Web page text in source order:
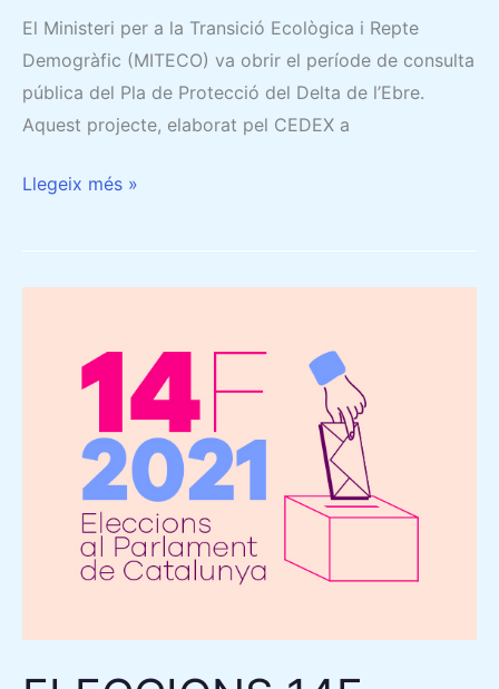
El Ministeri per a la Transició Ecològica i Repte
Demogràfic (MITECO) va obrir el període de consulta
pública del Pla de Protecció del Delta de l’Ebre.
Aquest projecte, elaborat pel CEDEX a
Llegeix més »
RECOMANACIONS